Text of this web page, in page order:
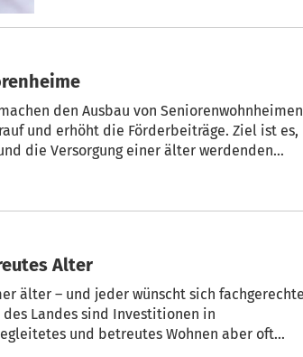
den Ausbau von Seniorenwohnheimen
und erhöht die Förderbeiträge. Ziel ist es,
die Versorgung einer älter werdenden
Alter
und jeder wünscht sich fachgerechte
und betreutes Wohnen aber oft